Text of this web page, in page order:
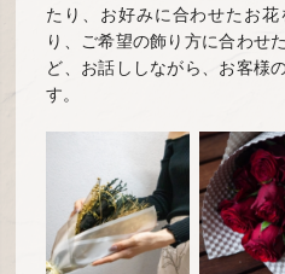
たり、お好みに合わせたお
り、ご希望の飾り方に合わせ
ど、お話ししながら、お客様
す。